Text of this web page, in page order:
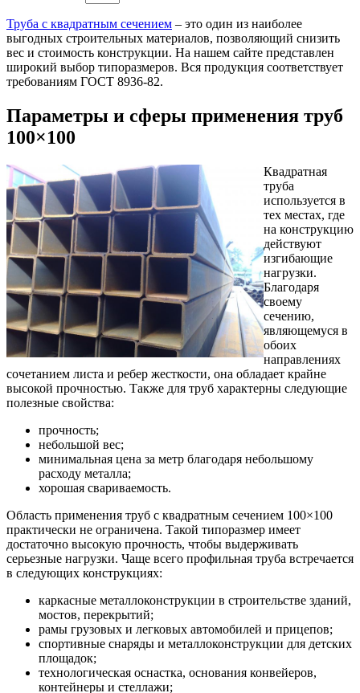
Труба с квадратным сечением – это один из наиболее
выгодных строительных материалов, позволяющий снизить
вес и стоимость конструкции. На нашем сайте представлен
широкий выбор типоразмеров. Вся продукция соответствует
требованиям ГОСТ 8936-82.
Параметры и сферы применения труб
100×100
Квадратная
труба
используется в
тех местах, где
на конструкцию
действуют
изгибающие
нагрузки.
Благодаря
своему
сечению,
являющемуся в
обоих
направлениях
сочетанием листа и ребер жесткости, она обладает крайне
высокой прочностью. Также для труб характерны следующие
полезные свойства:
прочность;
небольшой вес;
минимальная цена за метр благодаря небольшому
расходу металла;
хорошая свариваемость.
Область применения труб с квадратным сечением 100×100
практически не ограничена. Такой типоразмер имеет
достаточно высокую прочность, чтобы выдерживать
серьезные нагрузки. Чаще всего профильная труба встречается
в следующих конструкциях:
каркасные металлоконструкции в строительстве зданий,
мостов, перекрытий;
рамы грузовых и легковых автомобилей и прицепов;
спортивные снаряды и металлоконструкции для детских
площадок;
технологическая оснастка, основания конвейеров,
контейнеры и стеллажи;